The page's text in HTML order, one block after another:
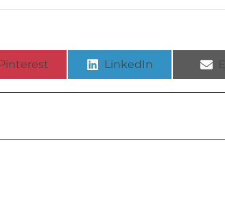
LinkedIn